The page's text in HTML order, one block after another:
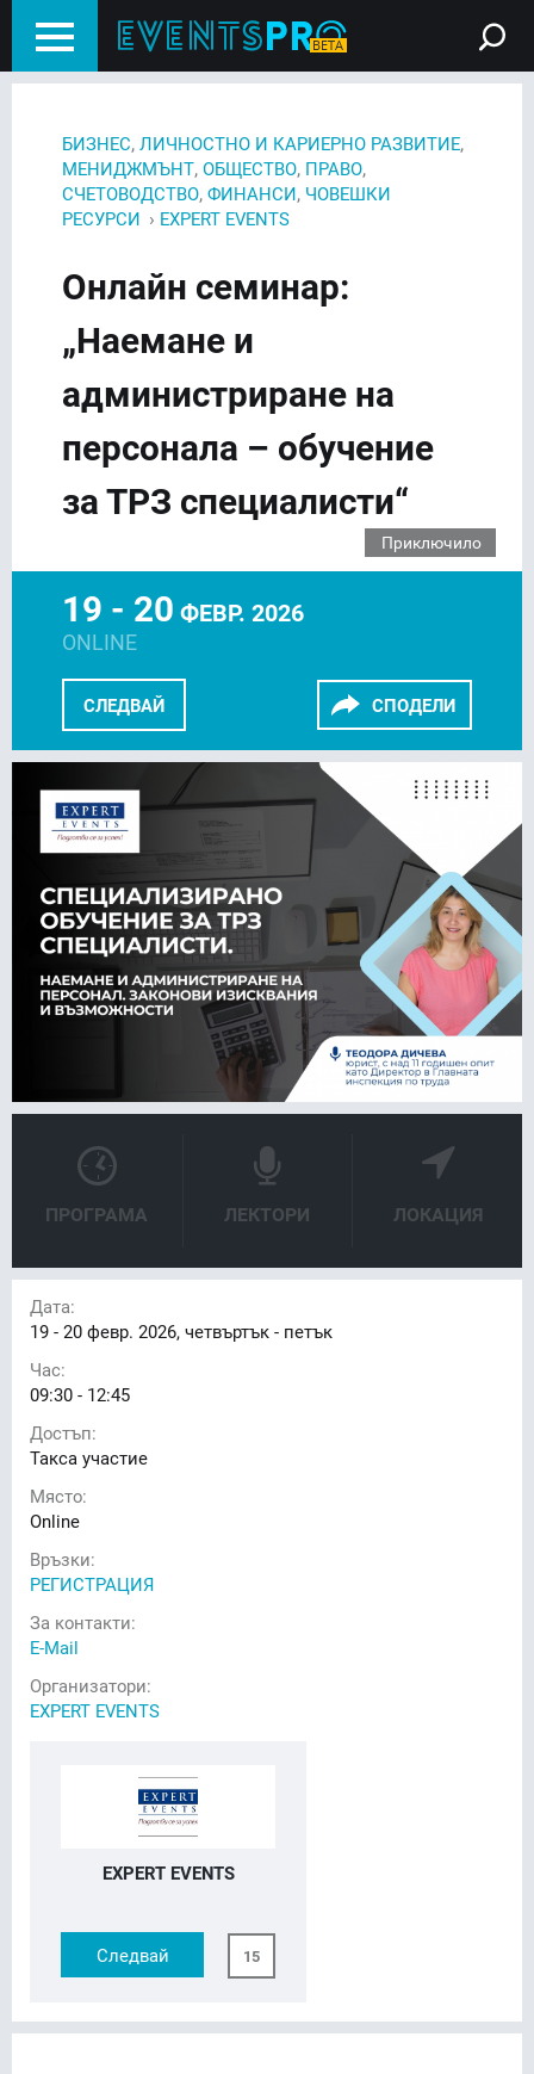
БИЗНЕС, ЛИЧНОСТНО И КАРИЕРНО РАЗВИТИЕ,
МЕНИДЖМЪНТ, ОБЩЕСТВО, ПРАВО,
СЧЕТОВОДСТВО, ФИНАНСИ, ЧОВЕШКИ
РЕСУРСИ › EXPERT EVENTS
Онлайн семинар:
„Наемане и
администриране на
персонала – обучение
за ТРЗ специалисти“
Приключило
СЛЕДВАЙ СПОДЕЛИ
19 - 20 ФЕВР. 2026
ONLINE
LINKEDIN
ПРОГРАМА ЛЕКТОРИ ЛОКАЦИЯ
Дата:
19 - 20 февр. 2026, четвъртък - петък
Час:
09:30 - 12:45
Достъп:
Такса участие
Място:
Online
Връзки:
РЕГИСТРАЦИЯ
За контакти:
E-Mail
Организатори:
EXPERT EVENTS
EXPERT EVENTS
Следвай 15